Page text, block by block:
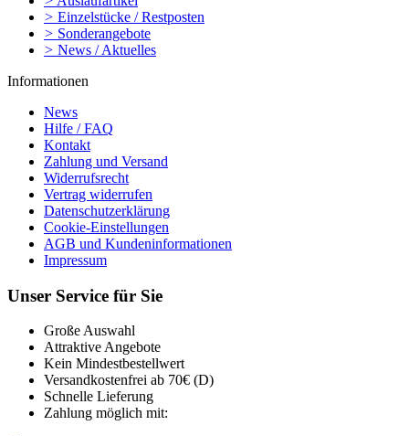
> Einzelstücke / Restposten
> Sonderangebote
> News / Aktuelles
Informationen
News
Hilfe / FAQ
Kontakt
Zahlung und Versand
Widerrufsrecht
Vertrag widerrufen
Datenschutzerklärung
Cookie-Einstellungen
AGB und Kundeninformationen
Impressum
Unser Service für Sie
Große Auswahl
Attraktive Angebote
Kein Mindestbestellwert
Versandkostenfrei ab 70€ (D)
Schnelle Lieferung
Zahlung möglich mit: